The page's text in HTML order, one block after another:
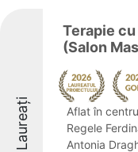
Laureați
Terapie
(Salon
Aflat în
Regele
Antonia